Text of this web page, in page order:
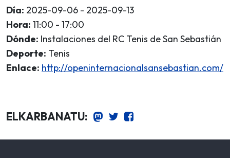
Día: 2025-09-06 - 2025-09-13
Hora: 11:00 - 17:00
Dónde: Instalaciones del RC Tenis de San Sebastián
Deporte: Tenis
Enlace: http://openinternacionalsansebastian.com/
ELKARBANATU: